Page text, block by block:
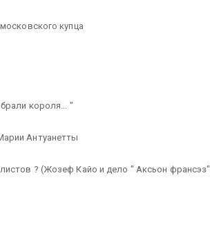
купца
короля... "
Антуанетты
? (Жозеф Кайо и дело " Аксьон